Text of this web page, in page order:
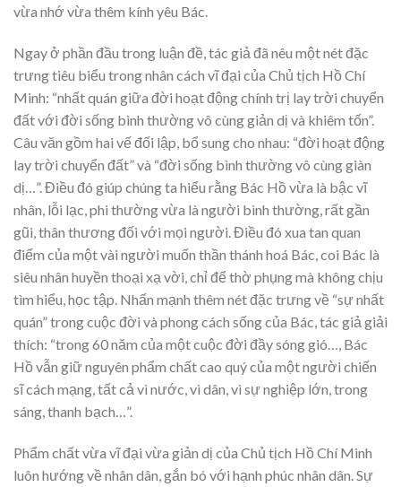
vừa nhớ vừa thêm kính yêu Bác.
Ngay ở phần đầu trong luận đề, tác giả đã nêu một nét đặc
trưng tiêu biểu trong nhân cách vĩ đại của Chủ tịch Hồ Chí
Minh: “nhất quán giữa đời hoạt động chính trị lay trời chuyển
đất với đời sống bình thường vô cùng giản dị và khiêm tốn”.
Câu văn gồm hai vế đối lập, bổ sung cho nhau: “đời hoạt động
lay trời chuyển đất” và “đời sống bình thường vô cùng giàn
dị…”. Điều đó giúp chúng ta hiểu rằng Bác Hồ vừa là bậc vĩ
nhân, lỗi lạc, phi thường vừa là người bình thường, rất gần
gũi, thân thương đối với mọi người. Điều đó xua tan quan
điểm của một vài người muốn thần thánh hoá Bác, coi Bác là
siêu nhân huyền thoại xạ vời, chỉ để thờ phụng mà không chịu
tìm hiểu, học tập. Nhấn mạnh thêm nét đặc trưng về “sự nhất
quán” trong cuộc đời và phong cách sống của Bác, tác giả giải
thích: “trong 60 năm của một cuộc đời đầy sóng gió…, Bác
Hồ vẫn giữ nguyên phẩm chất cao quý của một người chiến
sĩ cách mạng, tất cả vì nước, vì dân, vì sự nghiệp lớn, trong
sáng, thanh bạch…”.
Phẩm chất vừa vĩ đại vừa giản dị của Chủ tịch Hồ Chí Minh
luôn hướng về nhân dân, gắn bó với hạnh phúc nhân dân. Sự